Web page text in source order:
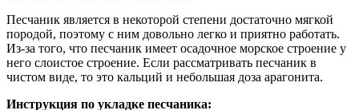
Песчаник является в некоторой степени достаточно мягкой
породой, поэтому с ним довольно легко и приятно работать.
Из-за того, что песчаник имеет осадочное морское строение у
него слоистое строение. Если рассматривать песчаник в
чистом виде, то это кальций и небольшая доза арагонита.
Инструкция по укладке песчаника: